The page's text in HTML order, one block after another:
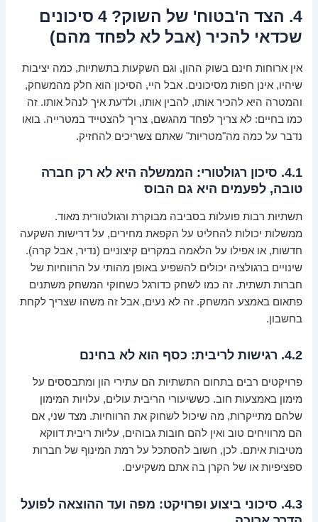
4. הצד ה'בטוח' של השוק? 4 סיכונים
שכדאי להכיר (אבל לא לפחד מהם)
אין ארוחות חינם בשוק ההון, וגם השקעות בתשתיות, כמה יציבות
שיהיו, אינן חפות מסיכונים. אבל היי, הסיכון הוא חלק מהמשחק,
והמטרה היא להכיר אותו, להבין אותו, ולדעת איך לנהל אותו. זה
כמו בחיים: לא צריך לפחד מהגשם, צריך להצטייד במטרייה. בואו
נדבר על כמה מה"מטריות" שאתם צשריכים להחזיק.
4.1. סיכון רגולטורי: הממשלה היא לא רק חברה
טובה, לפעמים היא גם הבוס
תשתיות רבות פועלות בסביבה מבוקרת ורגולטורית מאוד.
ממשלות יכולות להחליט על הקפאת מחירים, על דרישות השקעה
חדשות, או אפילו על הלאמה במקרים קיצוניים (נדיר, אבל קרה).
שינויים ברגולציה יכולים להשפיע באופן מהותי על הרווחיות של
חברות תשתית. זה כמו לשחק כדורגל כשחוקי המשחק משתנים
פתאום באמצע המשחק. זה לא נעים, אבל זה משהו שצריך לקחת
בחשבון.
4.2. רגישות לריבית: כסף הוא לא בחינם
פרויקטים רבים בתחום התשתיות הם עתירי הון ומתבססים על
מימון באמצעות חוב. כששיעורי הריבית עולים, עלויות המימון
שלהם מתייקרות, מה שיכול לשחוק את הרווחיות. מצד שני, אם
הם מרוויחים טוב ואין להם חובות גבוהים, עליות ריבית דווקא
מטיבות איתם. לכן, חשוב להסתכל על רמת המינוף של חברות
ספציפיות או של הקרן בה אתם משקיעים.
4.3. סיכוני ביצוע ופרויקט: מפה ועד ההוצאה לפועל